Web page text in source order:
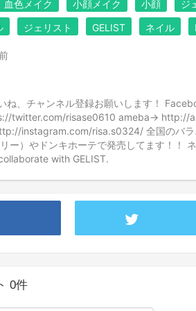
血色メイク 小顔メイク 小顔
ジ
ジェリスト GELIST ネイル
ね、チャンネル登録お願いします！
twitter.com/risase0610 ameba→ http://
instagram.com/risa.s0324/ 全国のバラ
ー）やドンキホーテで発売してます！
with GELIST.
0件